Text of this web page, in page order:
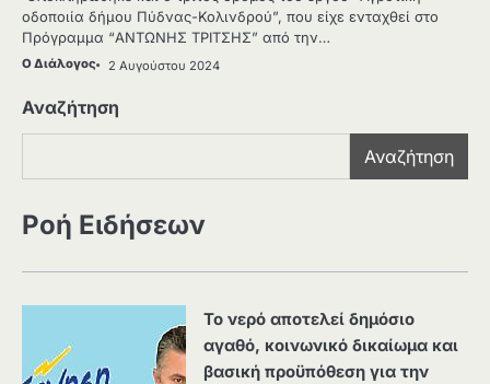
οδοποιία δήμου Πύδνας-Κολινδρού”, που είχε ενταχθεί στο
Πρόγραμμα “ΑΝΤΩΝΗΣ ΤΡΙΤΣΗΣ” από την…
Ο Διάλογος 2 Αυγούστου 2024
Αναζήτηση
Αναζήτηση
Ροή Ειδήσεων
Το νερό αποτελεί δημόσιο
αγαθό, κοινωνικό δικαίωμα και
βασική προϋπόθεση για την